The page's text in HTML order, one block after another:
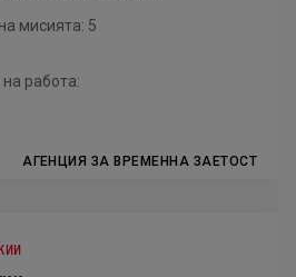
мисията: 5
работа:
АГЕНЦИЯ ЗА ВРЕМЕННА ЗАЕТОСТ